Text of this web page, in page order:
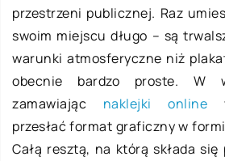
przestrzeni publicznej. Raz
swoim miejscu długo – są
warunki atmosferyczne niż
obecnie bardzo proste. W
zamawiając naklejki online
przesłać format graficzny w
Całą resztą, na którą składa się